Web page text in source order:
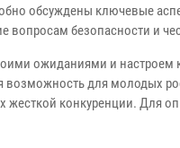
обсуждены ключевые
вопросам безопасности и
ожиданиями и настроем
возможность для молодых
жесткой конкуренции. Для